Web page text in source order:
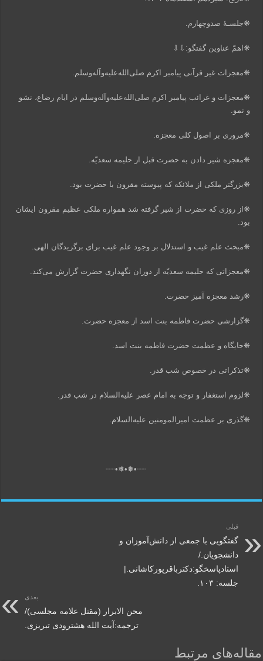
❋جلسـهٔ‌ صد‌و‌چهارم.
❋اهمّ عناوین گفتگو:⇩⇩
❋معجزات غیر قرآنی پیامبر اکرم صلی‌الله‌علیه‌و‌آله‌و‌سلم.
❋معجزات و غرائب پیامبر اکرم صلی‌الله‌علیه‌و‌آله‌و‌سلم در ایام رضاع، نشو
و نمو.
❋مروری بر اصول کلی معجزه.
❋معجزه شیر دادن به حضرت قبل از حلیمه سعدیّه.
❋بزرگتر ملکی از ملائکه که پیوسته مقرون با حضرت بود.
❋از روزی که حضرت از شیر گرفته شد همواره ملکی عظیم مقرون ایشان
بود.
❋مبحث علم غیب و استدلال بر وجود علم غیب برای برگزیدگان الهی.
❋معجزاتی که حلیمه سعدیّه از دوران نگهداری حضرت گزارش می‌کند.
❋رشد معجزه آمیز حضرت.
❋گزارشی حضرت فاطمه بنت اسد از معجزه حضرت.
❋جایگاه و عظمت حضرت فاطمه بنت اسد.
❋تذکراتی در خصوص شب قدر.
❋لزوم استغفار و توجه به امام عصر علیه‌السلام در شب قدر.
❋گذری بر عظمت امیرالمومنین علیه‌السلام.
┄┄•❅•❅•┄┄
قبلی
گفتگویی‌ با جمعی‌ از دانش‌آموزان‌ و
دانشجویان./
استادپاسخگو:دکترباقر‌پورکاشانی.|
جلسه: ۱۰۳.
بعدی
محن الابرار (مقتل علامه مجلسی)/
ترجمه:آیت الله هشترودی تبریزی.
مقاله‌های مرتبط